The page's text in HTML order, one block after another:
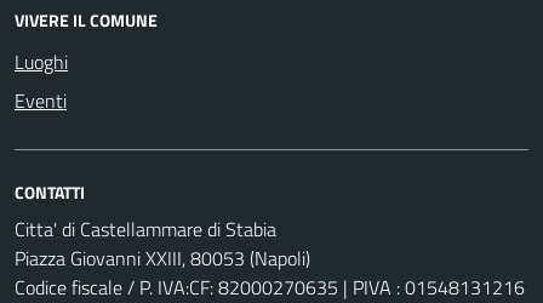
VIVERE IL COMUNE
Luoghi
Eventi
CONTATTI
Citta' di Castellammare di Stabia
Piazza Giovanni XXIII, 80053 (Napoli)
Codice fiscale / P. IVA:CF: 82000270635 | PIVA : 01548131216